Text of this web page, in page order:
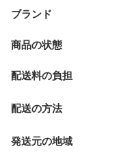
ブランド
商品の状態
配送料の負担
配送の方法
発送元の地域